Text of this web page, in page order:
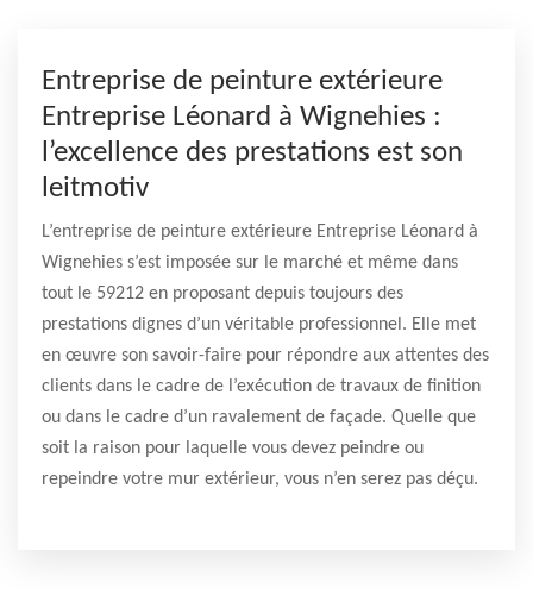
Entreprise de peinture extérieure
Entreprise Léonard à Wignehies :
l’excellence des prestations est son
leitmotiv
L’entreprise de peinture extérieure Entreprise Léonard à
Wignehies s’est imposée sur le marché et même dans
tout le 59212 en proposant depuis toujours des
prestations dignes d’un véritable professionnel. Elle met
en œuvre son savoir-faire pour répondre aux attentes des
clients dans le cadre de l’exécution de travaux de finition
ou dans le cadre d’un ravalement de façade. Quelle que
soit la raison pour laquelle vous devez peindre ou
repeindre votre mur extérieur, vous n’en serez pas déçu.